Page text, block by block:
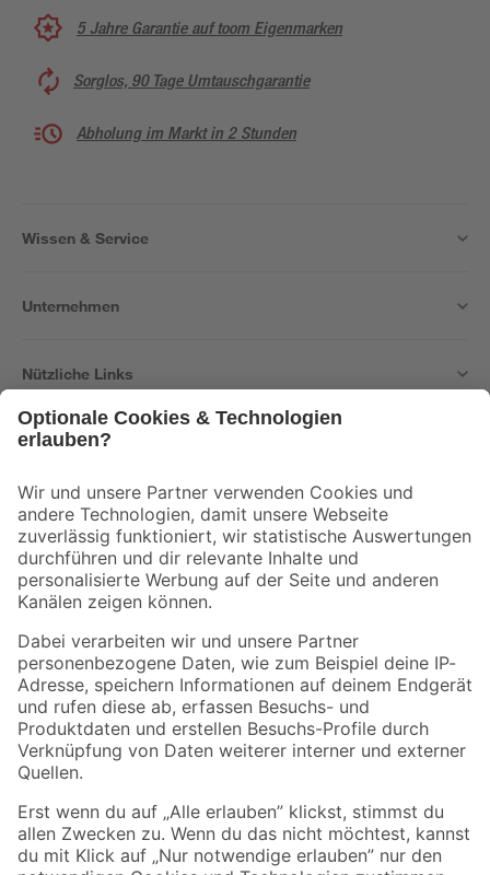
5 Jahre Garantie auf toom Eigenmarken
Sorglos, 90 Tage Umtauschgarantie
Abholung im Markt in 2 Stunden
Wissen & Service
Unternehmen
Nützliche Links
Der toom Newsletter: Keine Angebote und Aktionen mehr verpassen!
Zur Newsletter Anmeldung
Folge uns
Zahlungsarten Versandarten
Sicher einkaufen
Jetzt die toom-App herunterladen